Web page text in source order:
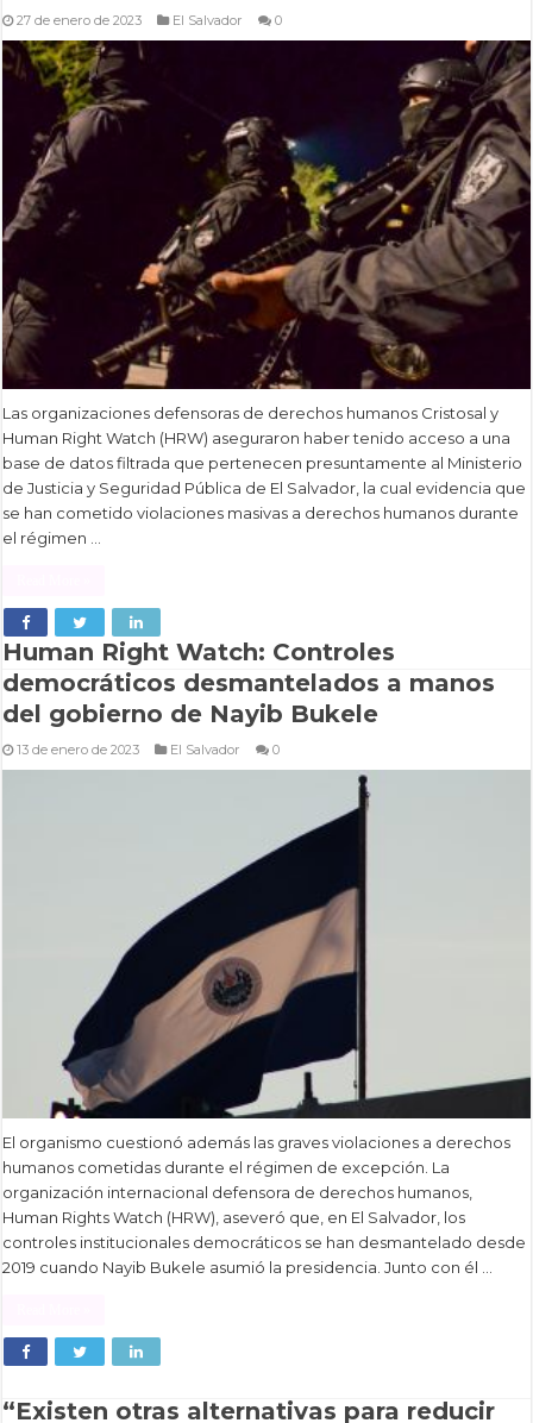
27 de enero de 2023 El Salvador 0
Las organizaciones defensoras de derechos humanos Cristosal y
Human Right Watch (HRW) aseguraron haber tenido acceso a una
base de datos filtrada que pertenecen presuntamente al Ministerio
de Justicia y Seguridad Pública de El Salvador, la cual evidencia que
se han cometido violaciones masivas a derechos humanos durante
el régimen …
Human Right Watch: Controles
democráticos desmantelados a manos
del gobierno de Nayib Bukele
13 de enero de 2023 El Salvador 0
El organismo cuestionó además las graves violaciones a derechos
humanos cometidas durante el régimen de excepción. La
organización internacional defensora de derechos humanos,
Human Rights Watch (HRW), aseveró que, en El Salvador, los
controles institucionales democráticos se han desmantelado desde
2019 cuando Nayib Bukele asumió la presidencia. Junto con él …
“Existen otras alternativas para reducir